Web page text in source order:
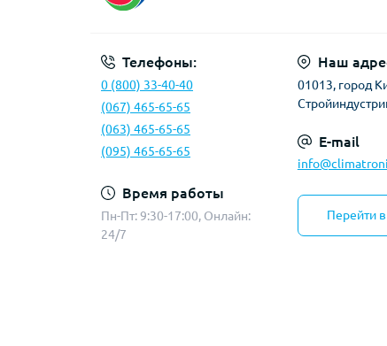
Телефоны:
0 (800) 33-40-40
(067) 465-65-65
(063) 465-65-65
(095) 465-65-65
Время работы
Пн-Пт: 9:30-17:00, Онлайн:
24/7
Наш
01013, город
E-mail
Перейти